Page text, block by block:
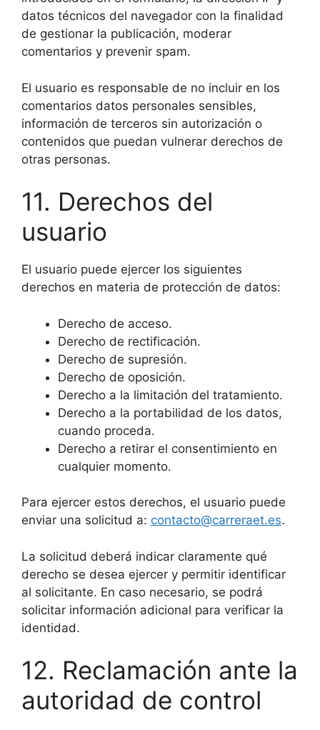
datos técnicos del navegador con la finalidad
de gestionar la publicación, moderar
comentarios y prevenir spam.
El usuario es responsable de no incluir en los
comentarios datos personales sensibles,
información de terceros sin autorización o
contenidos que puedan vulnerar derechos de
otras personas.
11. Derechos del
usuario
El usuario puede ejercer los siguientes
derechos en materia de protección de datos:
Derecho de acceso.
Derecho de rectificación.
Derecho de supresión.
Derecho de oposición.
Derecho a la limitación del tratamiento.
Derecho a la portabilidad de los datos,
cuando proceda.
Derecho a retirar el consentimiento en
cualquier momento.
Para ejercer estos derechos, el usuario puede
enviar una solicitud a: contacto@carreraet.es.
La solicitud deberá indicar claramente qué
derecho se desea ejercer y permitir identificar
al solicitante. En caso necesario, se podrá
solicitar información adicional para verificar la
identidad.
12. Reclamación ante la
autoridad de control